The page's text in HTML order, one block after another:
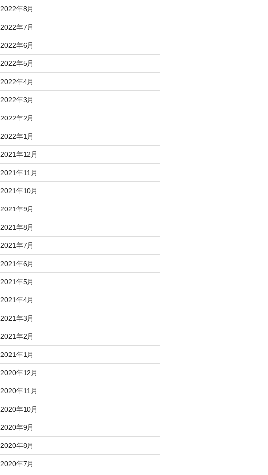
2022年8月
2022年7月
2022年6月
2022年5月
2022年4月
2022年3月
2022年2月
2022年1月
2021年12月
2021年11月
2021年10月
2021年9月
2021年8月
2021年7月
2021年6月
2021年5月
2021年4月
2021年3月
2021年2月
2021年1月
2020年12月
2020年11月
2020年10月
2020年9月
2020年8月
2020年7月